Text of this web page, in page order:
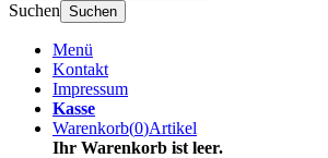
Suchen Suchen
Menü
Kontakt
Impressum
Kasse
Warenkorb(0)Artikel
Ihr Warenkorb ist leer.